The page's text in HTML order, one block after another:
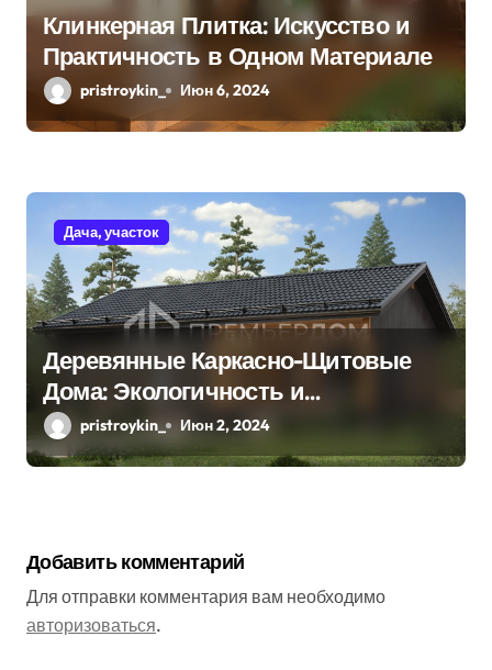
Клинкерная Плитка: Искусство и
Практичность в Одном Материале
pristroykin_ Июн 6, 2024
Дача, участок
Деревянные Каркасно-Щитовые
Дома: Экологичность и
Практичность
pristroykin_ Июн 2, 2024
Добавить комментарий
Для отправки комментария вам необходимо
авторизоваться.